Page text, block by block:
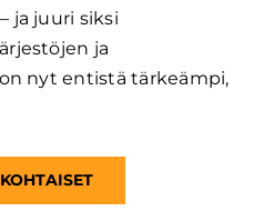
ja juuri siksi
ja
nyt entistä tärkeämpi,